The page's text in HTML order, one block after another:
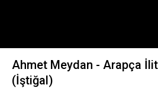
Ahmet Meydan - Arapça
(İştiğal)